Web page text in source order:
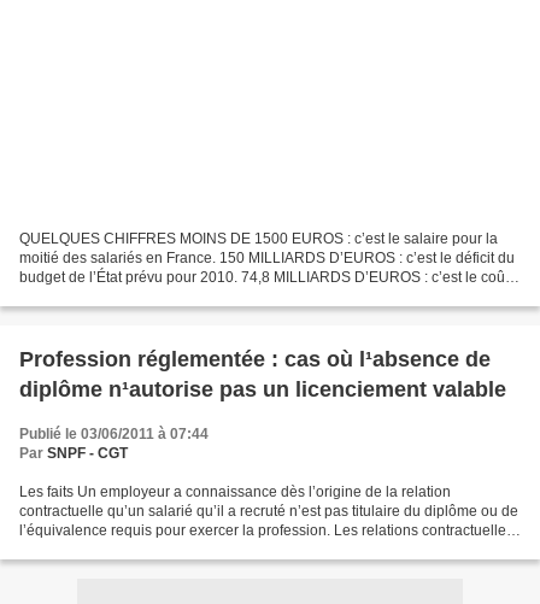
QUELQUES CHIFFRES MOINS DE 1500 EUROS : c’est le salaire pour la
moitié des salariés en France. 150 MILLIARDS D’EUROS : c’est le déficit du
budget de l’État prévu pour 2010. 74,8 MILLIARDS D’EUROS : c’est le coût
Profession réglementée : cas où l¹absence de
diplôme n¹autorise pas un licenciement valable
Publié le 03/06/2011 à 07:44
Par SNPF - CGT
Les faits Un employeur a connaissance dès l’origine de la relation
contractuelle qu’un salarié qu’il a recruté n’est pas titulaire du diplôme ou de
l’équivalence requis pour exercer la profession. Les relations contractuelles